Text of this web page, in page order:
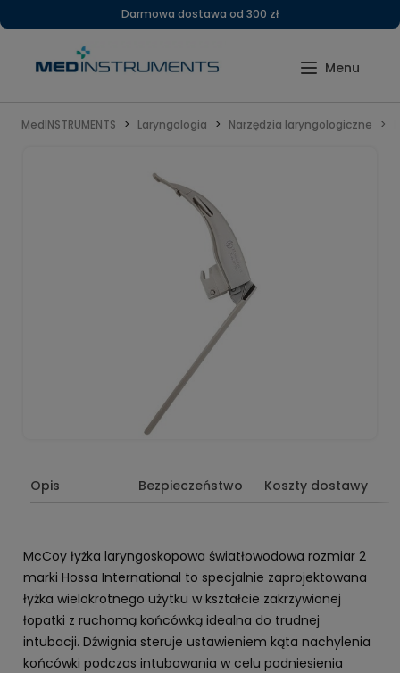
Darmowa dostawa od 300 zł
MedINSTRUMENTS Laryngologia Narzędzia laryngologiczne
Opis Bezpieczeństwo Koszty dostawy
McCoy łyżka laryngoskopowa światłowodowa rozmiar 2
marki Hossa International to specjalnie zaprojektowana
łyżka wielokrotnego użytku w kształcie zakrzywionej
łopatki z ruchomą końcówką idealna do trudnej
intubacji. Dźwignia steruje ustawieniem kąta nachylenia
końcówki podczas intubowania w celu podniesienia